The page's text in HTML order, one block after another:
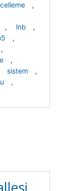
,
, lnb
,
,
,
,
sistem
,
,